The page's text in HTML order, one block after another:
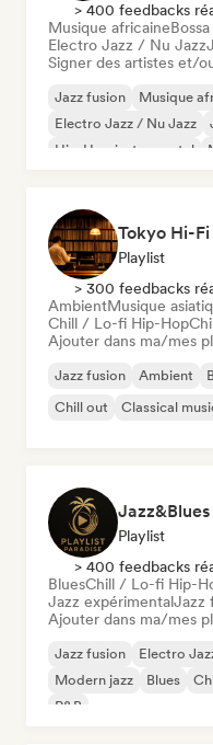
> 400 feedbacks
Musique africaine
Electro Jazz / Nu Jazz
Signer des artistes et/
Jazz fusion Musique
Electro Jazz / Nu Jazz
Hip-Hop instrumental
Tokyo Hi-Fi
Playlist
> 300 feedbacks
AmbientMusique
Chill / Lo-fi Hip-Hop
Ajouter dans ma/mes
Jazz fusion Ambient
Chill out
Classical
Playlist
> 400 feedbacks
BluesChill / Lo-fi Hip-
Jazz expérimentalJazz
Ajouter dans ma/mes
Jazz fusion Electro
Modern jazz
Blues
R&B